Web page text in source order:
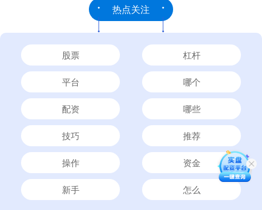
热点关注
股票 杠杆
平台 哪个
配资 哪些
技巧 推荐
操作 资金
新手 怎么